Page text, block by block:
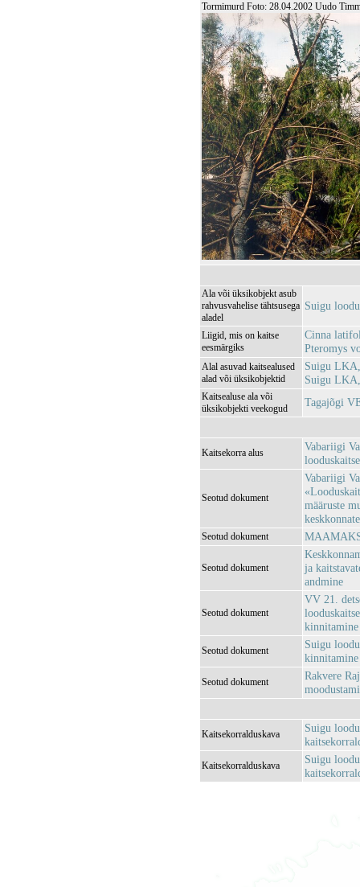
Tormimurd Foto: 28.04.2002 Uudo
Ala või üksikobjekt asub
rahvusvahelise tähtsusega
aladel
Suigu
Liigid, mis on kaitse
eesmärgiks
Cinna
Pteromys
Alal asuvad kaitsealused
alad või üksikobjektid
Suigu
Suigu
Kaitsealuse ala või
üksikobjekti veekogud
Tagajõgi
Kaitsekorra alus
Vabariigi
Seotud dokument
Vabariigi
määruste
Seotud dokument
Seotud dokument
ja
andmine
Seotud dokument
VV 21.
kinnitamine
Seotud dokument
Suigu
Seotud dokument
Rakvere
Kaitsekorralduskava
Suigu
Kaitsekorralduskava
Suigu